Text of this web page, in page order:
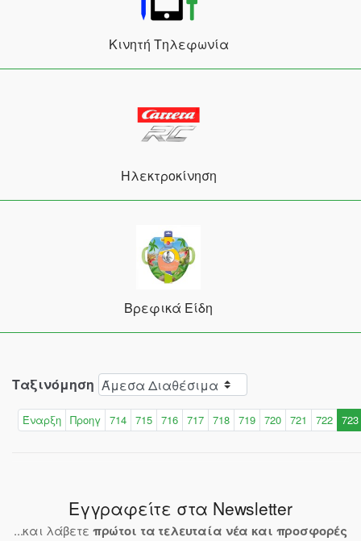
Κινητή Τηλεφωνία
Ηλεκτροκίνηση
Βρεφικά Είδη
Ταξινόμηση
Έναρξη Προηγ 714 715 716 717 718 719 720 721 722 723
Εγγραφείτε στα Newsletter
...και λάβετε πρώτοι τα τελευταία νέα και προσφορές